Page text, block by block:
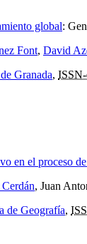
global:
Font, David
Granada,
en el proceso
, Juan
de Geografía,